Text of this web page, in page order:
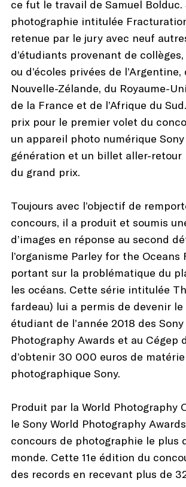
ce fut le travail de Samuel Bolduc.
photographie intitulée
retenue par le jury avec neuf
d’étudiants provenant de collèges,
ou d’écoles privées de l’Argentine,
Nouvelle-Zélande, du Royaume-
de la France et de l’Afrique du
prix pour le premier volet du
un appareil photo numérique
génération et un billet aller-retour
du grand prix.
Toujours avec l’objectif de
concours, il a produit et soumis
d’images en réponse au second
l’organisme Parley for the
portant sur la problématique du
les océans. Cette série intitulée
fardeau) lui a permis de devenir le
étudiant de l’année 2018 des Sony
Photography Awards et au Cégep
d’obtenir 30 000 euros de
photographique Sony.
Produit par la World Photography
le Sony World Photography
concours de photographie le plus
monde. Cette 11e édition du
des records en recevant plus de